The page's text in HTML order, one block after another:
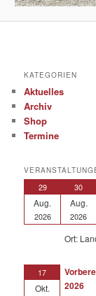
KATEGORIEN
Aktuelles
Archiv
Shop
Termine
29
Aug.
2026
30
Aug.
2026
Ort:
17
Okt.
2026